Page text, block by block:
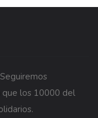
los 10000 del